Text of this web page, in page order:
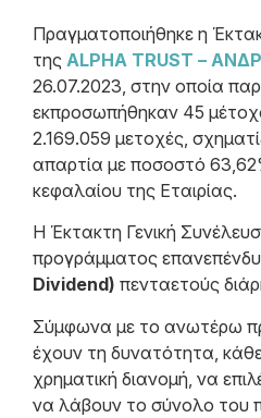
Πραγματοποιήθηκε η
της ALPHA TRUST –
26.07.2023, στην οποία
εκπροσωπήθηκαν 45
2.169.059 μετοχές,
απαρτία με ποσοστό
κεφαλαίου της Εταιρίας.
Η Έκτακτη Γενική
προγράμματος
Dividend) πενταετούς
Σύμφωνα με το ανωτέρω
έχουν τη δυνατότητα,
χρηματική διανομή, να
να λάβουν το σύνολο του